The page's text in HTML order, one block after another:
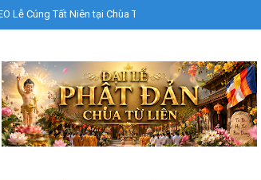
Lễ Cúng Tất Niên tại Chùa Từ Liên | Chủ Nhật Ngày 8